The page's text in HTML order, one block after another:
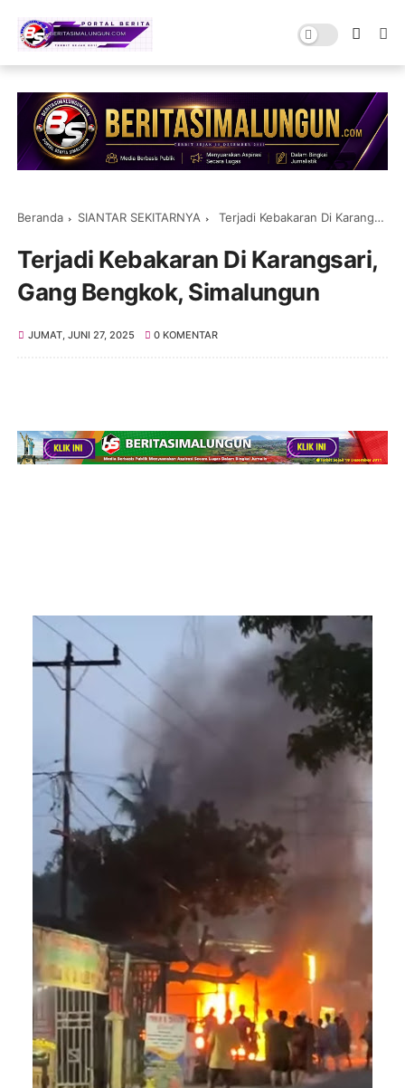
Beranda SIANTAR SEKITARNYA Terjadi Kebakaran Di Karangsari, Gang Bengkok, Simalungun
Terjadi Kebakaran Di Karangsari,
Gang Bengkok, Simalungun
JUMAT, JUNI 27, 2025 0 KOMENTAR